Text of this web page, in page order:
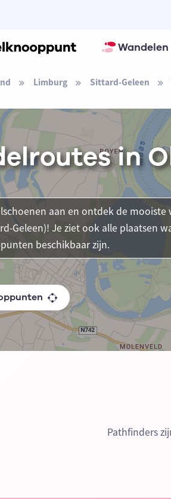
Wandelen
Limburg Sittard-Geleen
in
aan en ontdek de
Geleen)! Je ziet ook alle plaatsen
beschikbaar zijn.
Pathfinders